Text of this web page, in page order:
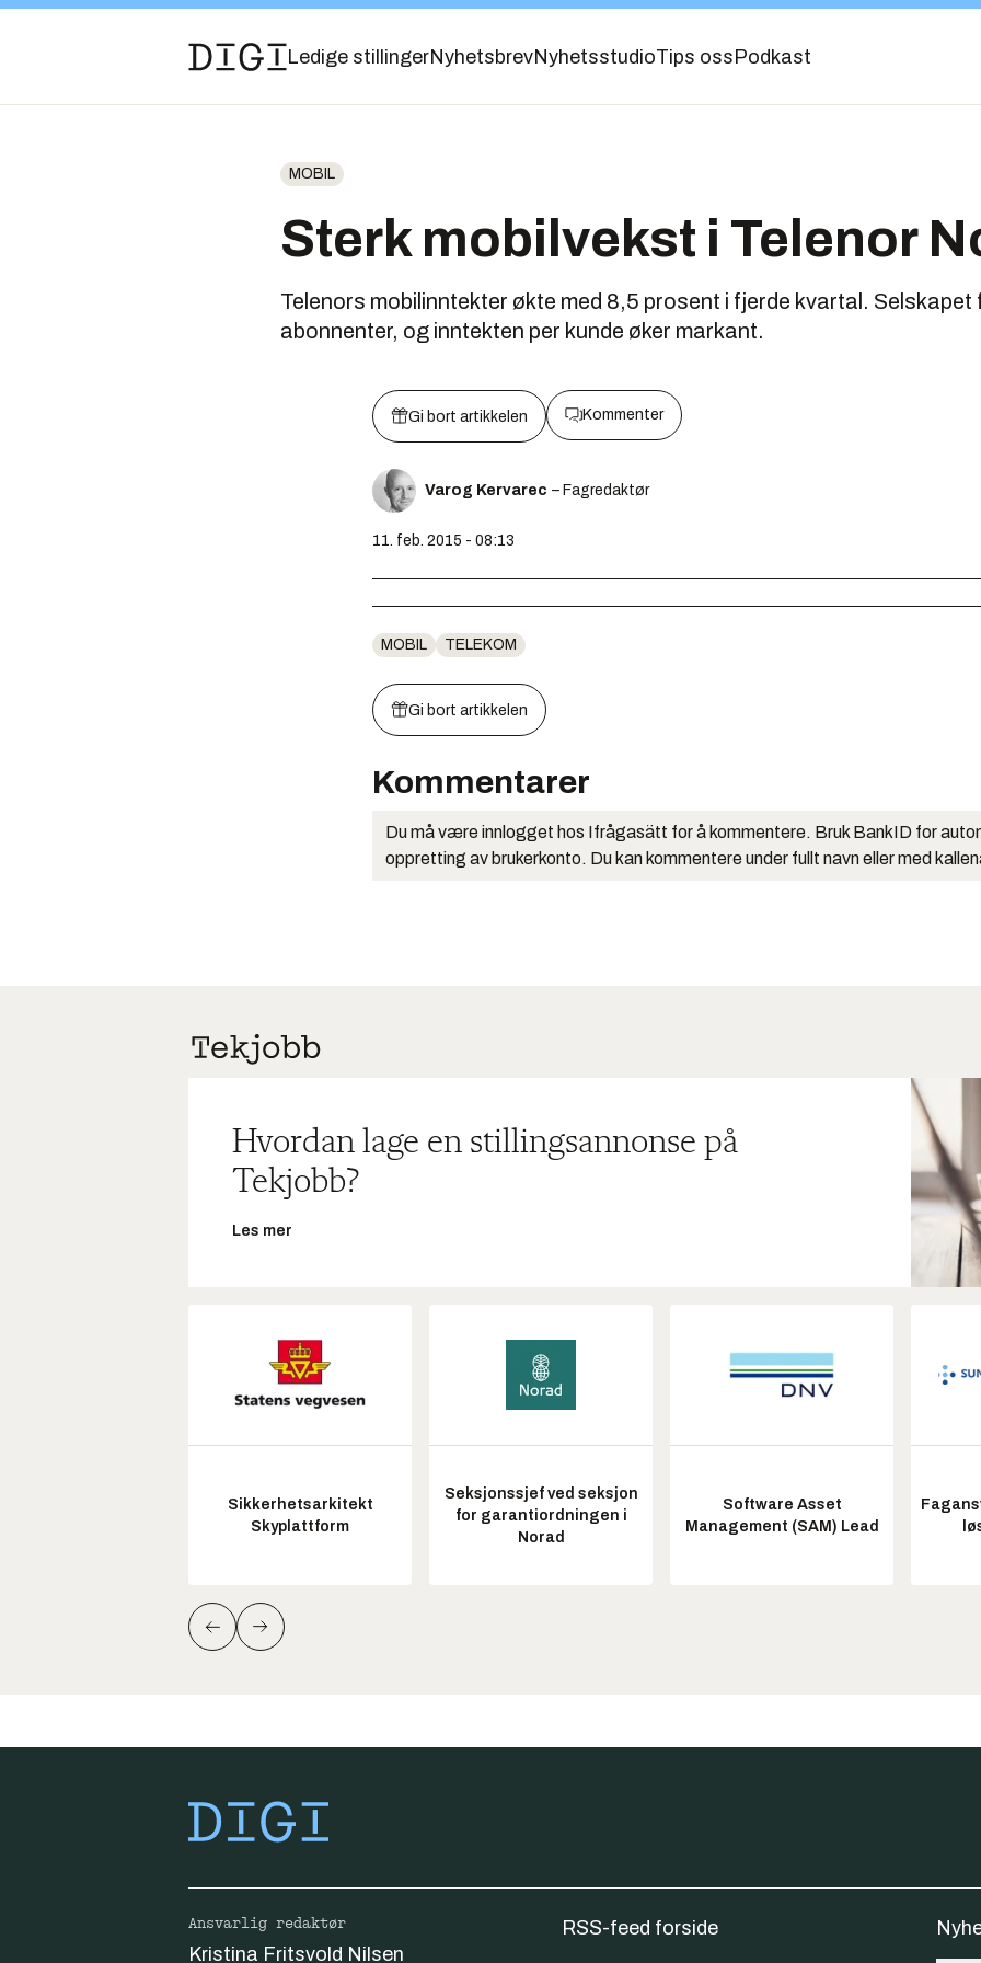
Ledige stillingerNyhetsbrevNyhetsstudioTips oss Podkast
MOBIL
Sterk mobilvekst i Telenor
Telenors mobilinntekter økte med 8,5 prosent i fjerde kvartal. Selskapet
abonnenter, og inntekten per kunde øker markant.
Gi bort artikkelen Kommenter
Varog Kervarec – Fagredaktør
11. feb. 2015 - 08:13
MOBIL TELEKOM
Gi bort artikkelen
Kommentarer
Du må være innlogget hos Ifrågasätt for å kommentere. Bruk BankID for
oppretting av brukerkonto. Du kan kommentere under fullt navn eller med
Hvordan lage en stillingsannonse på
Tekjobb?
Les mer
Sikkerhetsarkitekt
Skyplattform
Seksjonssjef ved seksjon
for garantiordningen i
Norad
Software Asset
Management (SAM) Lead
Ansvarlig redaktør
Kristina Fritsvold Nilsen
RSS-feed forside